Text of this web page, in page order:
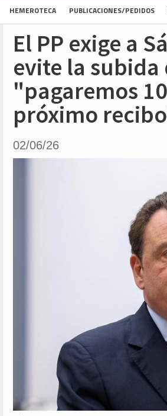
HEMEROTECA PUBLICACIONES/PEDIDOS
El PP exige a
evite la subida
"pagaremos
próximo
02/06/26